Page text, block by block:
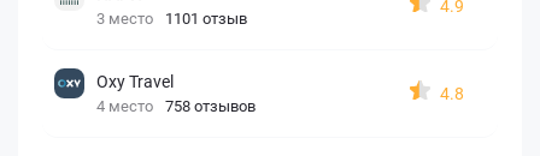
3 место 1101 отзыв
4.9
Oxy Travel
4 место 758 отзывов
4.8